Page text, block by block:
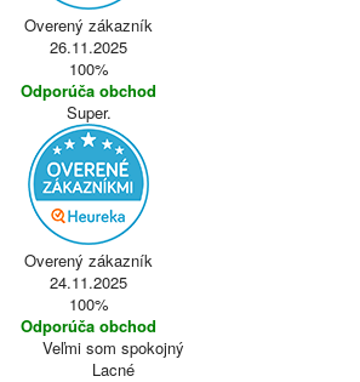
Overený zákazník
26.11.2025
100%
Odporúča obchod
Super.
Overený zákazník
24.11.2025
100%
Odporúča obchod
Veľmi som spokojný
Lacné